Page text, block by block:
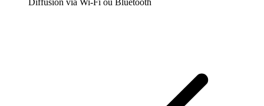
Diffusion via Wi-Fi ou Bluetooth